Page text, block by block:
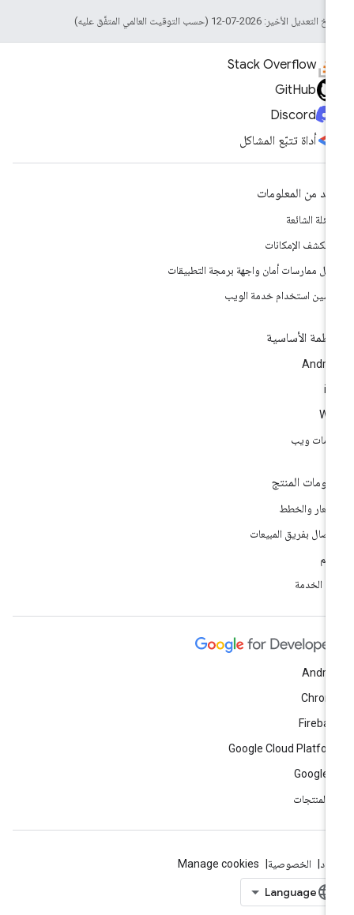
الأخير: 2026-07-12 (حسب التوقيت العالمي المتفَّق عليه)
Stack Overflow
GitHub
Discord
أداة تتبّع المشاكل
من المعلومات
الشائعة
الإمكانات
ممارسات أمان واجهة برمجة التطبيقات
استخدام خدمة الويب
الأساسية
ويب
المنتج
والخطط
بفريق المبيعات
الخدمة
Google Cloud
Google
المنتجات
الخصوصية Manage cookies